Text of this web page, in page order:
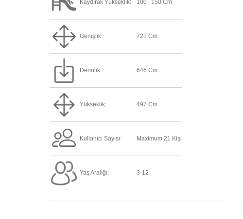
Kaydırak Yükseklik: 100 | 150 Cm
Genişlik: 721 Cm
Derinlik: 646 Cm
Yükseklik: 497 Cm
Kullanıcı Sayısı: Maximum 21 Kişi
Yaş Aralığı: 3-12